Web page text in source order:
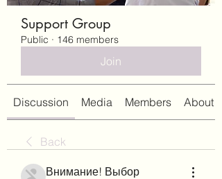
Support Group
Public · 146 members
Join
Discussion Media Members About
Back
Внимание! Выбор